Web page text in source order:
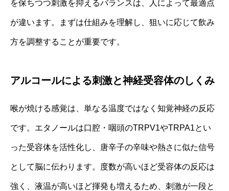
を保ちつつ刺激を抑えるバランスは、人によって最適点
が違います。まずは仕組みを理解し、狙いに応じて飲み
方を調整することが重要です。
アルコールによる刺激と神経受容体のしくみ
喉が焼ける感覚は、単なる温度ではなく知覚神経の反応
です。エタノールは口腔・咽頭のTRPV1やTRPA1とい
った受容体を活性化し、唐辛子の辛味や熱さに似た信号
として脳に伝わります。度数が高いほど受容体の反応は
強く、液温が高いほど揮発も増えるため、刺激が一段と